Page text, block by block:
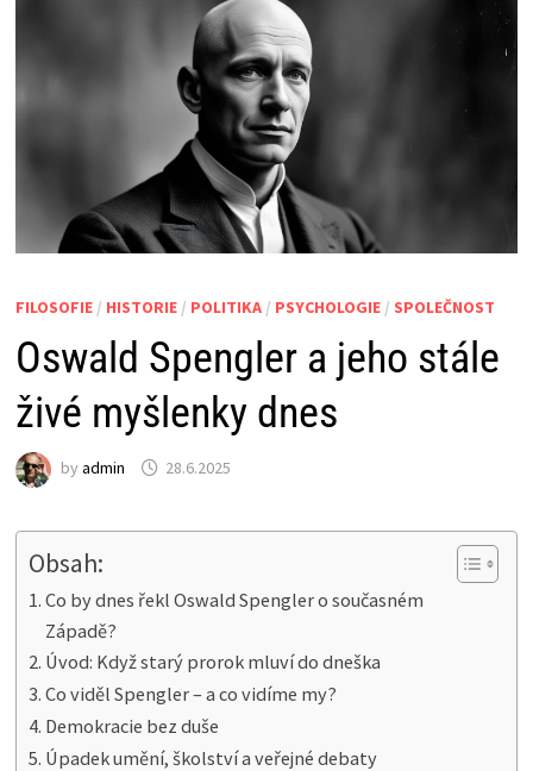
FILOSOFIE/ HISTORIE/ POLITIKA/ PSYCHOLOGIE/ SPOLEČNOST
Oswald Spengler a jeho stále
živé myšlenky dnes
by admin 28.6.2025
Obsah:
Co by dnes řekl Oswald Spengler o současném
Západě?
Úvod: Když starý prorok mluví do dneška
Co viděl Spengler – a co vidíme my?
Demokracie bez duše
Úpadek umění, školství a veřejné debaty